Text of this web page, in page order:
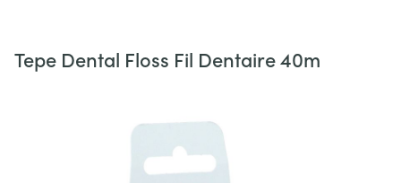
Tepe Dental Floss Fil Dentaire 40m